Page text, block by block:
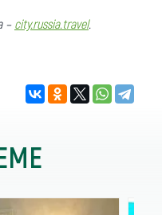
– city.russia.travel.